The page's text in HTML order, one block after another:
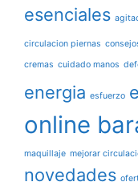
esenciales
circulacion piernas
cremas cuidado manos
energia esfuerzo
online
maquillaje mejorar
novedades